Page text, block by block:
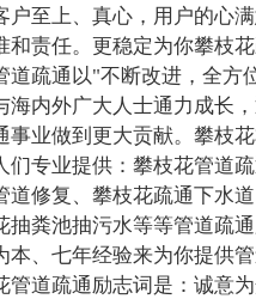
户至上、真心，用户的心
和责任。更稳定为你攀枝
道疏通以"不断改进，全方
海内外广大人士通力成长
事业做到更大贡献。攀枝
们专业提供：攀枝花管道
道修复、攀枝花疏通下水
抽粪池抽污水等等管道疏
本、七年经验来为你提供
管道疏通励志词是：诚意